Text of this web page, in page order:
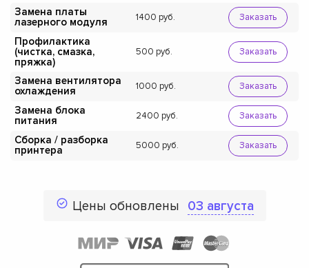
Замена платы
лазерного модуля
1400 Заказать
Профилактика
(чистка, смазка,
пряжка)
500 Заказать
Замена вентилятора
охлаждения
1000 Заказать
Замена блока
питания
2400 Заказать
Сборка / разборка
принтера
5000 Заказать
Цены обновлены 03 августа